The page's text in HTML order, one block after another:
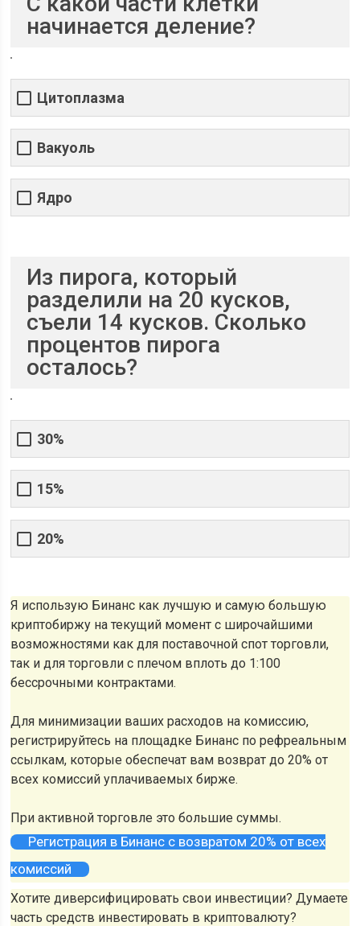
начинается деление?
Цитоплазма
Вакуоль
Ядро
Из пирога, который
разделили на 20 кусков,
съели 14 кусков. Сколько
процентов пирога
осталось?
30%
15%
20%
Я использую Бинанс как лучшую и самую большую
криптобиржу на текущий момент с широчайшими
возможностями как для поставочной спот торговли,
так и для торговли с плечом вплоть до 1:100
бессрочными контрактами.
Для минимизации ваших расходов на комиссию,
регистрируйтесь на площадке Бинанс по рефреальным
ссылкам, которые обеспечат вам возврат до 20% от
всех комиссий уплачиваемых бирже.
При активной торговле это большие суммы.
Регистрация в Бинанс с возвратом 20% от всех
комиссий
Хотите диверсифицировать свои инвестиции? Думаете
часть средств инвестировать в криптовалюту?